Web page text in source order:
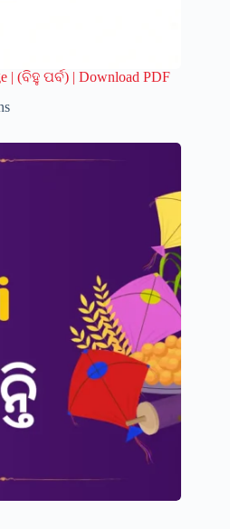
| (ବିହୁ ପର୍ବ) | Download PDF